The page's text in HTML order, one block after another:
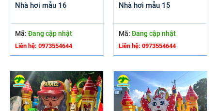
Nhà hơi mẫu 16
Mã: Đang cập nhật
Liên hệ: 0973554644
Nhà hơi mẫu 15
Mã: Đang cập nhật
Liên hệ: 0973554644